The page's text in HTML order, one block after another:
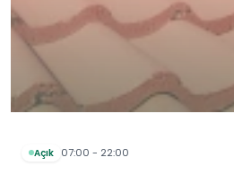
Açık 07:00 - 22:00